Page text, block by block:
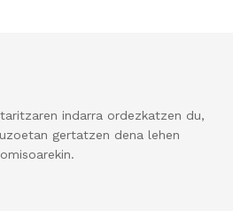
indarra ordezkatzen du,
gertatzen dena lehen